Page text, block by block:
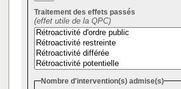
Traitement des effets passés
(effet utile de la QPC)
Nombre d'intervention(s) admise(s)